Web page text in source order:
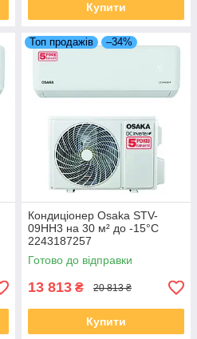
Купити
Топ продажів –34%
Кондиціонер Osaka STV-
09HH3 на 30 м² до -15°C
2243187257
Готово до відправки
13 813 ₴ 20 813 ₴
Купити